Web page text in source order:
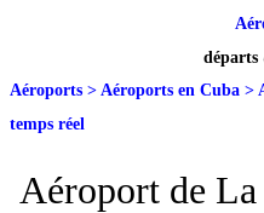
départs
Aéroports > Aéroports en Cuba >
temps réel
Aéroport de